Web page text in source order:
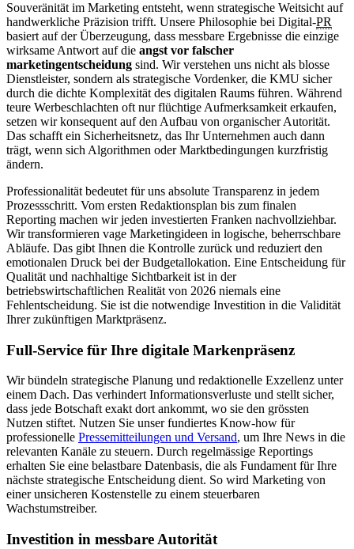
Souveränität im Marketing entsteht, wenn strategische Weitsicht auf
handwerkliche Präzision trifft. Unsere Philosophie bei Digital-PR
basiert auf der Überzeugung, dass messbare Ergebnisse die einzige
wirksame Antwort auf die angst vor falscher
marketingentscheidung sind. Wir verstehen uns nicht als blosse
Dienstleister, sondern als strategische Vordenker, die KMU sicher
durch die dichte Komplexität des digitalen Raums führen. Während
teure Werbeschlachten oft nur flüchtige Aufmerksamkeit erkaufen,
setzen wir konsequent auf den Aufbau von organischer Autorität.
Das schafft ein Sicherheitsnetz, das Ihr Unternehmen auch dann
trägt, wenn sich Algorithmen oder Marktbedingungen kurzfristig
ändern.
Professionalität bedeutet für uns absolute Transparenz in jedem
Prozessschritt. Vom ersten Redaktionsplan bis zum finalen
Reporting machen wir jeden investierten Franken nachvollziehbar.
Wir transformieren vage Marketingideen in logische, beherrschbare
Abläufe. Das gibt Ihnen die Kontrolle zurück und reduziert den
emotionalen Druck bei der Budgetallokation. Eine Entscheidung für
Qualität und nachhaltige Sichtbarkeit ist in der
betriebswirtschaftlichen Realität von 2026 niemals eine
Fehlentscheidung. Sie ist die notwendige Investition in die Validität
Ihrer zukünftigen Marktpräsenz.
Full-Service für Ihre digitale Markenpräsenz
Wir bündeln strategische Planung und redaktionelle Exzellenz unter
einem Dach. Das verhindert Informationsverluste und stellt sicher,
dass jede Botschaft exakt dort ankommt, wo sie den grössten
Nutzen stiftet. Nutzen Sie unser fundiertes Know-how für
professionelle Pressemitteilungen und Versand, um Ihre News in die
relevanten Kanäle zu steuern. Durch regelmässige Reportings
erhalten Sie eine belastbare Datenbasis, die als Fundament für Ihre
nächste strategische Entscheidung dient. So wird Marketing von
einer unsicheren Kostenstelle zu einem steuerbaren
Wachstumstreiber.
Investition in messbare Autorität